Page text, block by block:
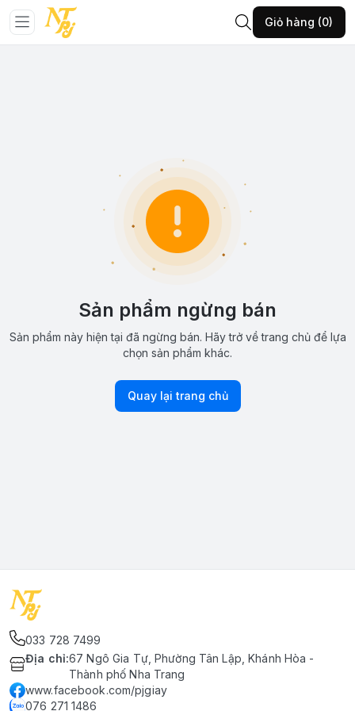
Giỏ hàng (0)
Sản phẩm ngừng bán
Sản phẩm này hiện tại đã ngừng bán. Hãy trở về trang chủ để lựa
chọn sản phẩm khác.
Quay lại trang chủ
033 728 7499
Địa chỉ:67 Ngô Gia Tự, Phường Tân Lập, Khánh Hòa -
Thành phố Nha Trang
www.facebook.com/pjgiay
076 271 1486